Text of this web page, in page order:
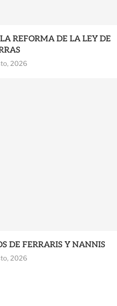
REFORMA DE LA LEY DE
2026
DE FERRARIS Y NANNIS
2026